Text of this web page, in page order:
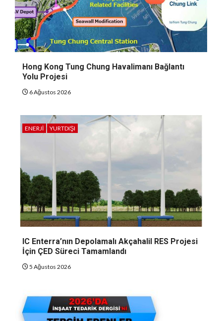
Hong Kong Tung Chung Havalimanı Bağlantı
Yolu Projesi
6 Ağustos 2026
ENERJI YURTDIŞI
IC Enterra’nın Depolamalı Akçahalil RES Projesi
İçin ÇED Süreci Tamamlandı
5 Ağustos 2026